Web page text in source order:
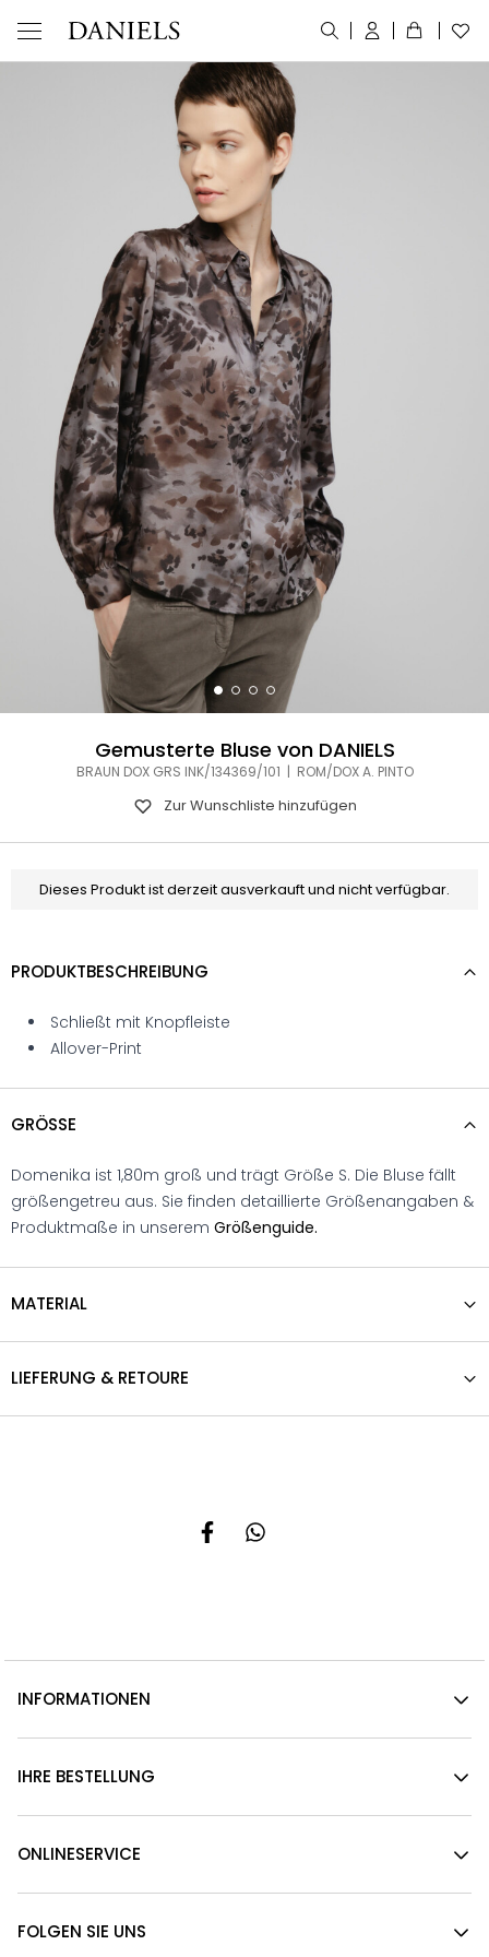
Gemusterte Bluse von DANIELS
BRAUN DOX GRS INK/134369/101 | ROM/DOX A. PINTO
Zur Wunschliste hinzufügen
Dieses Produkt ist derzeit ausverkauft und nicht verfügbar.
PRODUKTBESCHREIBUNG
Schließt mit Knopfleiste
Allover-Print
GRÖSSE
Domenika ist 1,80m groß und trägt Größe S. Die Bluse fällt
größengetreu aus. Sie finden detaillierte Größenangaben &
Produktmaße in unserem Größenguide.
MATERIAL
LIEFERUNG & RETOURE
INFORMATIONEN
IHRE BESTELLUNG
ONLINESERVICE
FOLGEN SIE UNS